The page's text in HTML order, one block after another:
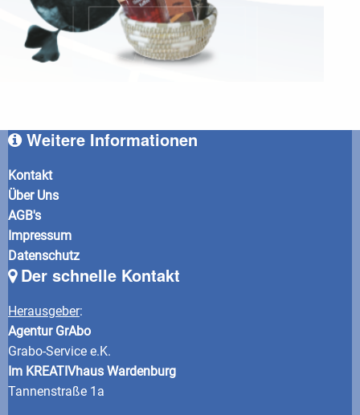
Weitere Informationen
Kontakt
Über Uns
AGB's
Impressum
Datenschutz
Der schnelle Kontakt
Herausgeber:
Agentur GrAbo
Grabo-Service e.K.
Im KREATIVhaus Wardenburg
Tannenstraße 1a